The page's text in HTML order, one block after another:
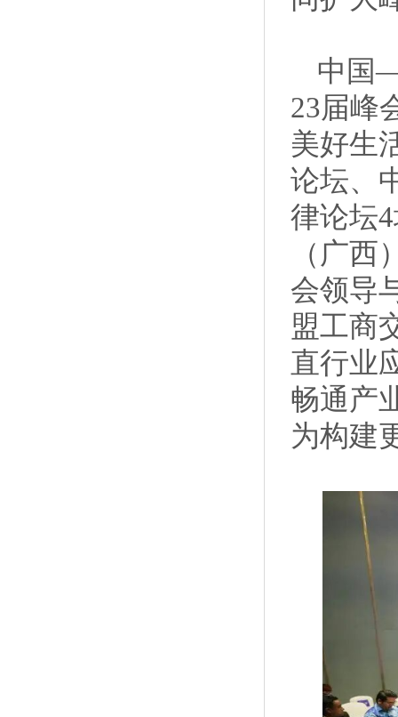
中国
23届峰
美好生
论坛、
律论坛
（广
会领导
盟工商
直行业
畅通产
为构建